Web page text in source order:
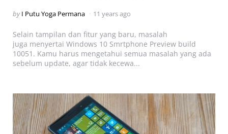
Posted
by I Putu Yoga Permana 11 years ago
Selain tampilan dan fitur yang baru, masalah
juga menyertai Windows 10 Smrtphone Preview build
10051. Kamu harus mengetahui semua masalah yang ada
sebelum update, agar tidak kecewa...